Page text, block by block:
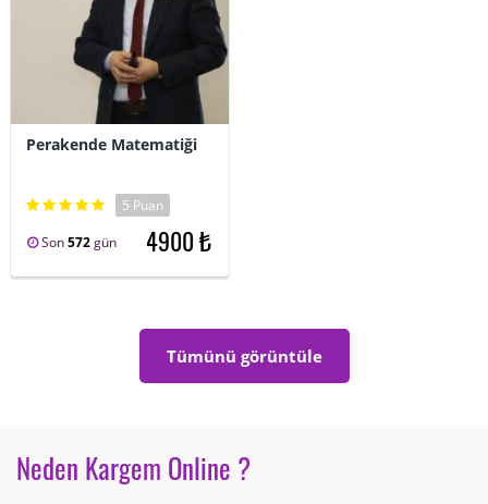
Perakende Matematiği
5 Puan
Son572gün 4900 ₺
Tümünü görüntüle
Neden Kargem Online ?